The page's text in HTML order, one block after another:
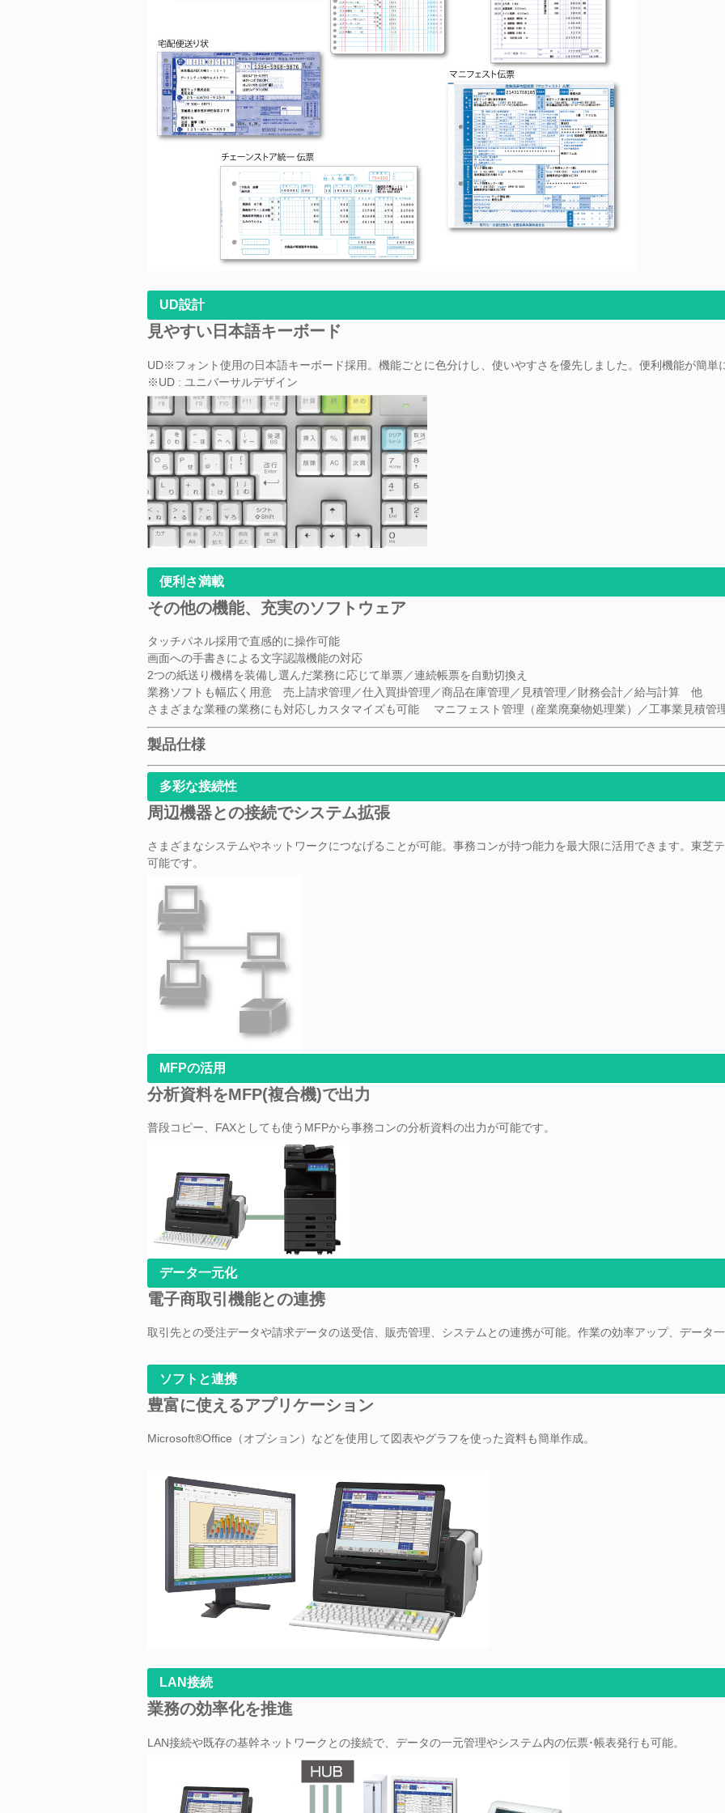
UD設計
見やすい日本語キーボード
UD※フォント使用の日本語キーボード採用。機能ごとに色分けし、使いやすさを優先しました。便利機能が簡単
※UD : ユニバーサルデザイン
便利さ満載
その他の機能、充実のソフトウェア
タッチパネル採用で直感的に操作可能
画面への手書きによる文字認識機能の対応
2つの紙送り機構を装備し選んだ業務に応じて単票／連続帳票を自動切換え
業務ソフトも幅広く用意 売上請求管理／仕入買掛管理／商品在庫管理／見積管理／財務会計／給与計算 他
さまざまな業種の業務にも対応しカスタマイズも可能 マニフェスト管理（産業廃棄物処理業）／工事業見積
製品仕様
多彩な接続性
周辺機器との接続でシステム拡張
さまざまなシステムやネットワークにつなげることが可能。事務コンが持つ能力を最大限に活用できます。東芝
可能です。
MFPの活用
分析資料をMFP(複合機)で出力
普段コピー、FAXとしても使うMFPから事務コンの分析資料の出力が可能です。
データ一元化
電子商取引機能との連携
取引先との受注データや請求データの送受信、販売管理、システムとの連携が可能。作業の効率アップ、データ一
ソフトと連携
豊富に使えるアプリケーション
Microsoft®Office（オプション）などを使用して図表やグラフを使った資料も簡単作成。
LAN接続
業務の効率化を推進
LAN接続や既存の基幹ネットワークとの接続で、データの一元管理やシステム内の伝票･帳表発行も可能。